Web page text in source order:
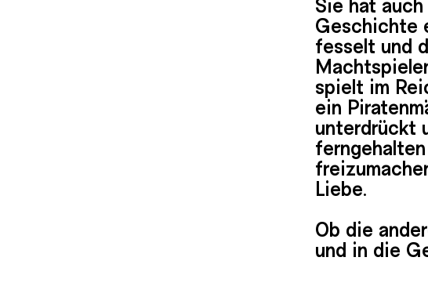
Geschichte
fesselt und
spielt im
ein
unterdrückt
Liebe.
Ob die
und in die